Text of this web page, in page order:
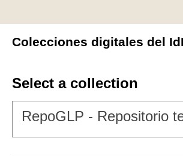
Colecciones digitales del
Select a collection
RepoGLP - Repositorio